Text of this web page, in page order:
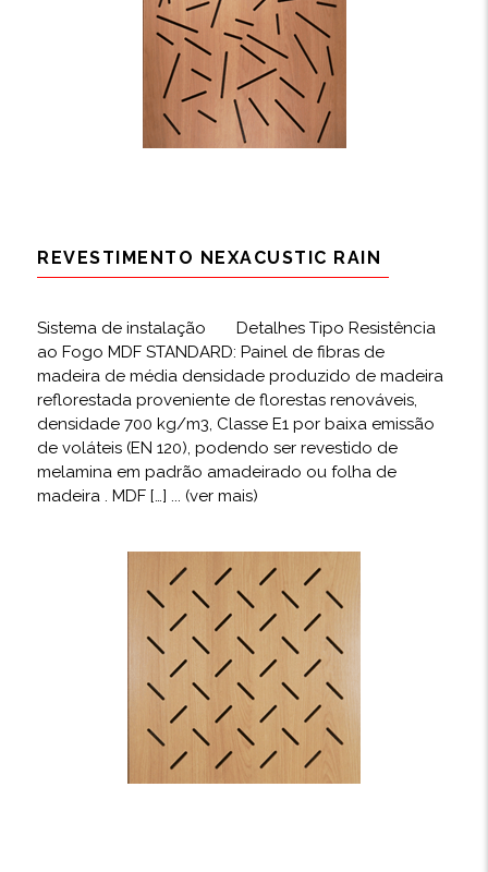
REVESTIMENTO NEXACUSTIC RAIN
Sistema de instalação Detalhes Tipo Resistência
ao Fogo MDF STANDARD: Painel de fibras de
madeira de média densidade produzido de madeira
reflorestada proveniente de florestas renováveis,
densidade 700 kg/m3, Classe E1 por baixa emissão
de voláteis (EN 120), podendo ser revestido de
melamina em padrão amadeirado ou folha de
madeira . MDF […] ... (ver mais)